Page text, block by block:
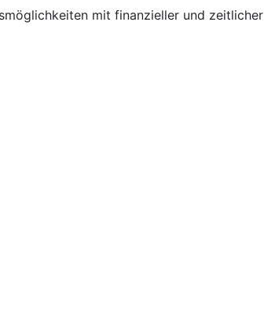
mit finanzieller und zeitlicher